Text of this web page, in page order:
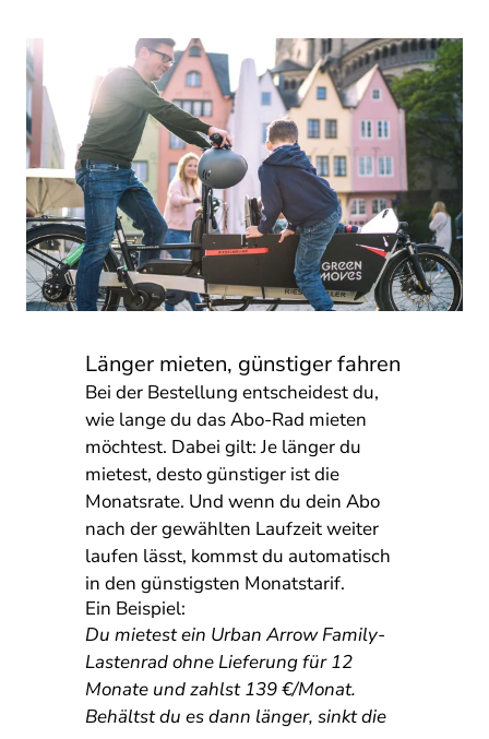
Länger mieten, günstiger fahren
Bei der Bestellung entscheidest du,
wie lange du das Abo-Rad mieten
möchtest. Dabei gilt: Je länger du
mietest, desto günstiger ist die
Monatsrate. Und wenn du dein Abo
nach der gewählten Laufzeit weiter
laufen lässt, kommst du automatisch
in den günstigsten Monatstarif.
Ein Beispiel:
Du mietest ein Urban Arrow Family-
Lastenrad ohne Lieferung für 12
Monate und zahlst 139 €/Monat.
Behältst du es dann länger, sinkt die